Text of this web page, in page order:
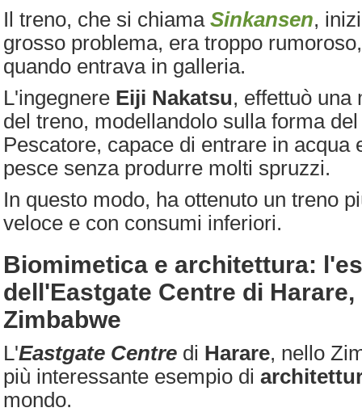
Il treno, che si chiama Sinkansen,
grosso problema, era troppo
quando entrava in galleria.
L'ingegnere Eiji Nakatsu, effettuò una
del treno, modellandolo sulla forma
Pescatore, capace di entrare in acqua
pesce senza produrre molti spruzzi.
In questo modo, ha ottenuto un treno
veloce e con consumi inferiori.
Biomimetica e architettura:
dell'Eastgate Centre di Harare,
Zimbabwe
L'Eastgate Centre di Harare, nello
più interessante esempio di
mondo.